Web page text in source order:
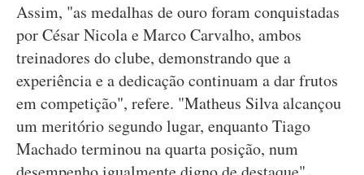
Assim, "as medalhas de ouro foram conquistadas
por César Nicola e Marco Carvalho, ambos
treinadores do clube, demonstrando que a
experiência e a dedicação continuam a dar frutos
em competição", refere. "Matheus Silva alcançou
um meritório segundo lugar, enquanto Tiago
Machado terminou na quarta posição, num